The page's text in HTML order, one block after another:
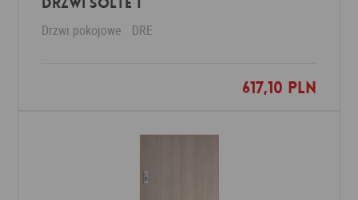
Drzwi pokojowe DRE
617,10 PLN
Dodaj do ulubionych